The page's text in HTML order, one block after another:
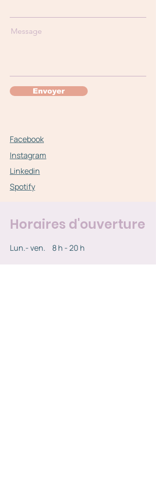
Message
Envoyer
Facebook
Instagram
Linkedin
Spotify
Horaires d'ouverture
Lun.- ven. 8 h - 20 h